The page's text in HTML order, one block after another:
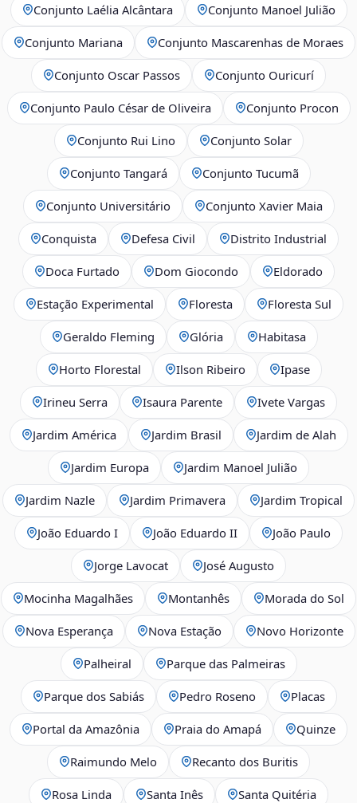
Conjunto Laélia Alcântara Conjunto Manoel Julião
Conjunto Mariana Conjunto Mascarenhas de Moraes
Conjunto Oscar Passos Conjunto Ouricurí
Conjunto Paulo César de Oliveira Conjunto Procon
Conjunto Rui Lino Conjunto Solar
Conjunto Tangará Conjunto Tucumã
Conjunto Universitário Conjunto Xavier Maia
Conquista Defesa Civil Distrito Industrial
Doca Furtado Dom Giocondo Eldorado
Estação Experimental Floresta Floresta Sul
Geraldo Fleming Glória Habitasa
Horto Florestal Ilson Ribeiro Ipase
Irineu Serra Isaura Parente Ivete Vargas
Jardim América Jardim Brasil Jardim de Alah
Jardim Europa Jardim Manoel Julião
Jardim Nazle Jardim Primavera Jardim Tropical
João Eduardo I João Eduardo II João Paulo
Jorge Lavocat José Augusto
Mocinha Magalhães Montanhês Morada do Sol
Nova Esperança Nova Estação Novo Horizonte
Palheiral Parque das Palmeiras
Parque dos Sabiás Pedro Roseno Placas
Portal da Amazônia Praia do Amapá Quinze
Raimundo Melo Recanto dos Buritis
Rosa Linda Santa Inês Santa Quitéria